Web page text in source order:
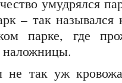
– так назывался
парке, где
наложницы.
так уж